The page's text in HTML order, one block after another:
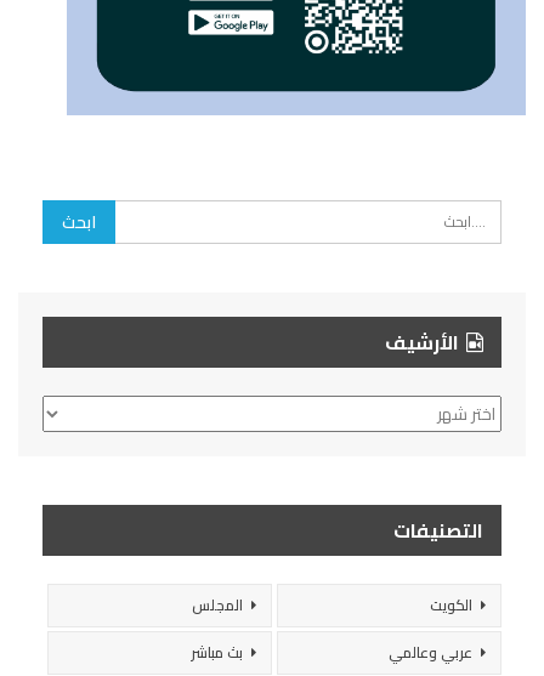
الأرشيف
الأرشيف
التصنيفات
الكويت
المجلس
عربي وعالمي
بث مباشر